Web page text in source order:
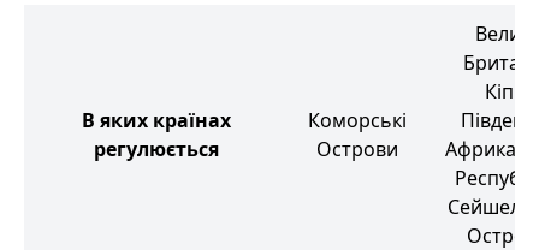
В яких країнах
регулюється
Коморські
Острови
Кіпр,